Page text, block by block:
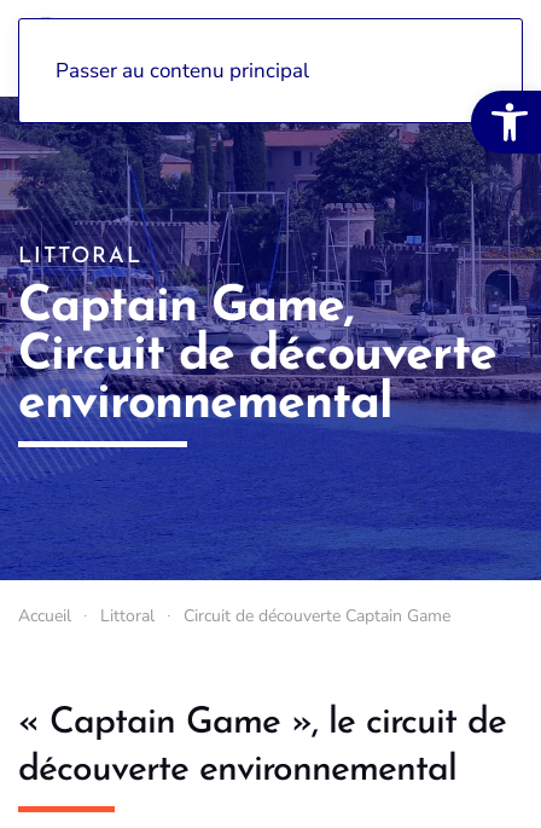
Ouvrir
Passer au contenu principal
LITTORAL
Captain Game,
Circuit de découverte
environnemental
Accueil Littoral Circuit de découverte Captain Game
« Captain Game », le circuit de
découverte environnemental